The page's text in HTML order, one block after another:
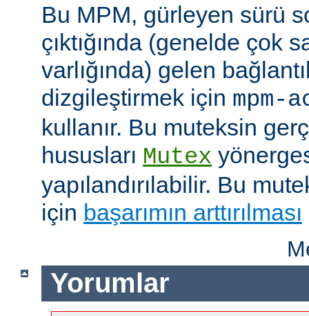
Bu MPM, gürleyen sürü
çıktığında (genelde çok
varlığında) gelen
dizgileştirmek için mpm-
kullanır. Bu muteksin
hususları Mutex
yapılandırılabilir. Bu
için başarımın arttırılması
Yorumlar